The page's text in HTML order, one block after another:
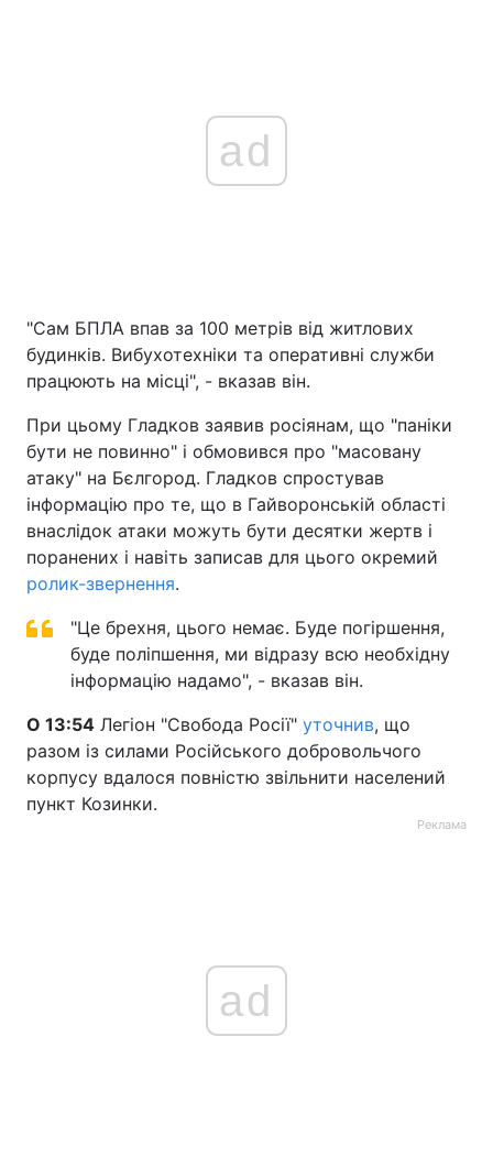
ad
"Сам БПЛА впав за 100 метрів від житлових
будинків. Вибухотехніки та оперативні служби
працюють на місці", - вказав він.
При цьому Гладков заявив росіянам, що "паніки
бути не повинно" і обмовився про "масовану
атаку" на Бєлгород. Гладков спростував
інформацію про те, що в Гайворонській області
внаслідок атаки можуть бути десятки жертв і
поранених і навіть записав для цього окремий
ролик-звернення.
"Це брехня, цього немає. Буде погіршення,
буде поліпшення, ми відразу всю необхідну
інформацію надамо", - вказав він.
О 13:54 Легіон "Свобода Росії" уточнив, що
разом із силами Російського добровольчого
корпусу вдалося повністю звільнити населений
пункт Козинки.
Реклама
ad